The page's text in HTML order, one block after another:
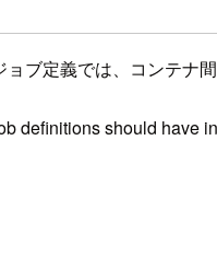
ブ定義では、コンテナ
definitions should have